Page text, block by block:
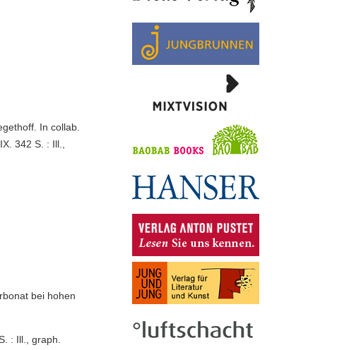
In collab.
342 S. : Ill.,
bei hohen
: Ill., graph.